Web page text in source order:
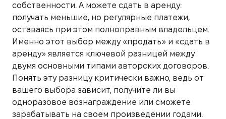
собственности. А можете сдать в аренду:
получать меньшие, но регулярные платежи,
оставаясь при этом полноправным владельцем.
Именно этот выбор между «продать» и «сдать в
аренду» является ключевой разницей между
двумя основными типами авторских договоров.
Понять эту разницу критически важно, ведь от
вашего выбора зависит, получите ли вы
одноразовое вознаграждение или сможете
зарабатывать на своем произведении годами.